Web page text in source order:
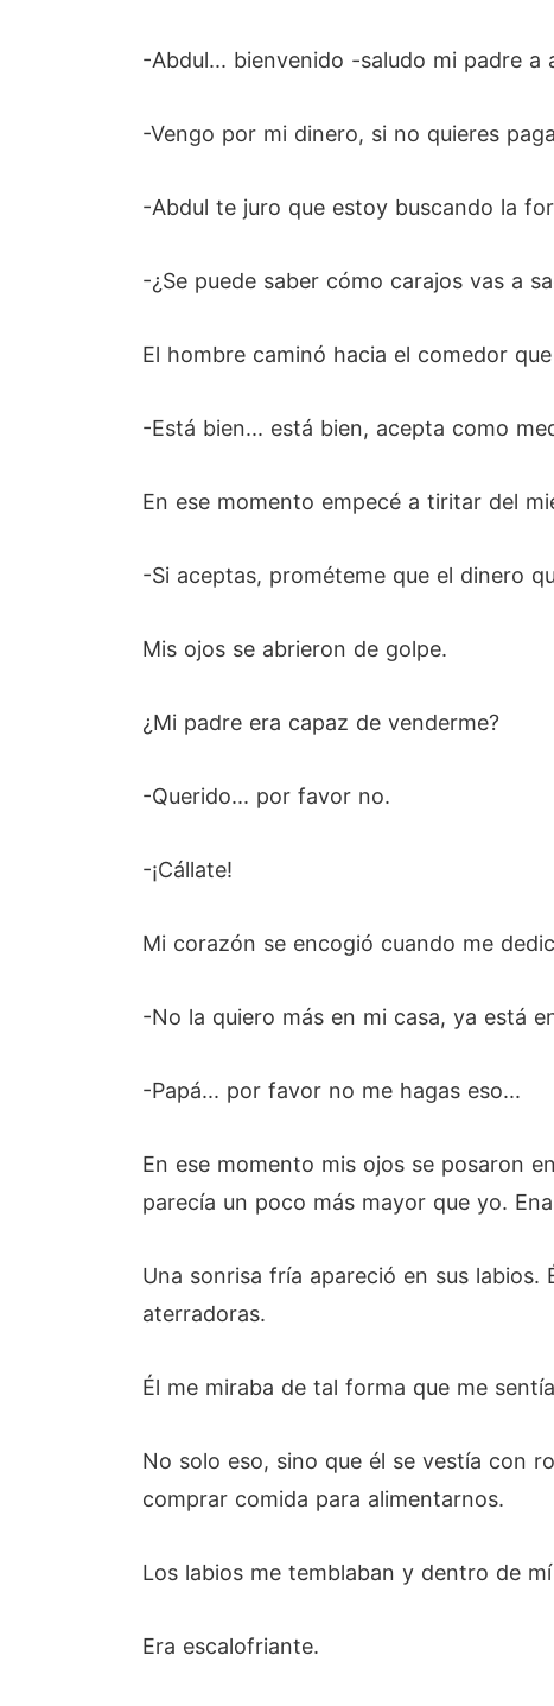
-Abdul... bienvenido -saludo mi padre a
-Vengo por mi dinero, si no quieres
-Abdul te juro que estoy buscando la
-¿Se puede saber cómo carajos vas a
El hombre caminó hacia el comedor
-Está bien... está bien, acepta como
En ese momento empecé a tiritar del
-Si aceptas, prométeme que el dinero
Mis ojos se abrieron de golpe.
¿Mi padre era capaz de venderme?
-Querido... por favor no.
-¡Cállate!
Mi corazón se encogió cuando me
-No la quiero más en mi casa, ya está
-Papá... por favor no me hagas eso...
En ese momento mis ojos se posaron
parecía un poco más mayor que yo.
Una sonrisa fría apareció en sus
aterradoras.
Él me miraba de tal forma que me
No solo eso, sino que él se vestía con
comprar comida para alimentarnos.
Los labios me temblaban y dentro de
Era escalofriante.